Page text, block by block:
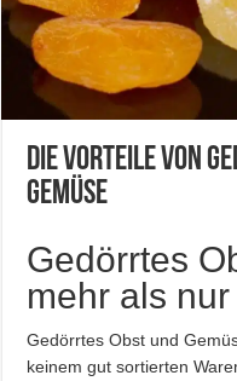
Die Vorteile von
Gemüse
Gedörrtes
mehr als
Gedörrtes Obst und
keinem gut sortierten